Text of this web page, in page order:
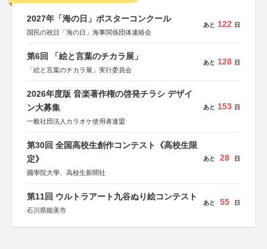
2027年「海の日」ポスターコンクール
国民の祝日「海の日」海事関係団体連絡会
あと 122 日
第6回 「絵と言葉のチカラ展」
「絵と言葉のチカラ展」実行委員会
あと 128 日
2026年度版 音楽著作権の啓発チラシ デザイ
ン大募集
一般社団法人カラオケ使用者連盟
あと 153 日
第30回 全国高校生創作コンテスト《高校生限
定》
國學院大學、高校生新聞社
あと 28 日
第11回 ウルトラアート九谷ぬり絵コンテスト
石川県能美市
あと 55 日